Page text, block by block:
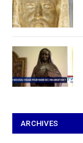
ARCHIVES